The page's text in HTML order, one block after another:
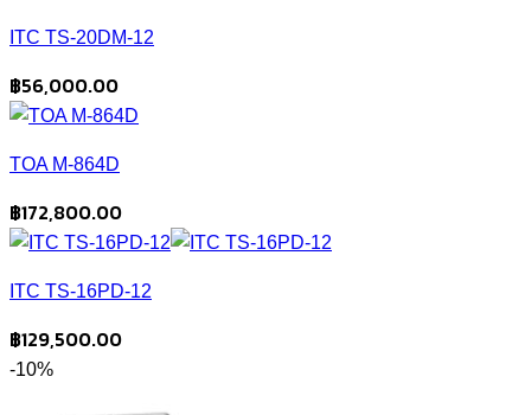
ITC TS-20DM-12
฿56,000.00
TOA M-864D
฿172,800.00
ITC TS-16PD-12
฿129,500.00
-10%